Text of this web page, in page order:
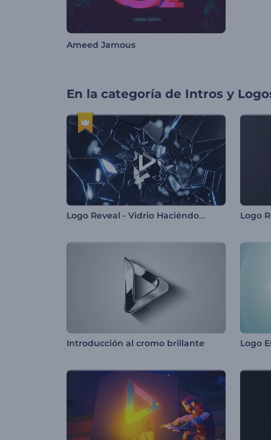
Ameed Jamous
En la categoría de Intros y
Logo Reveal - Vidrio Haciéndose Añicos Logo
Introducción al cromo brillante Logo